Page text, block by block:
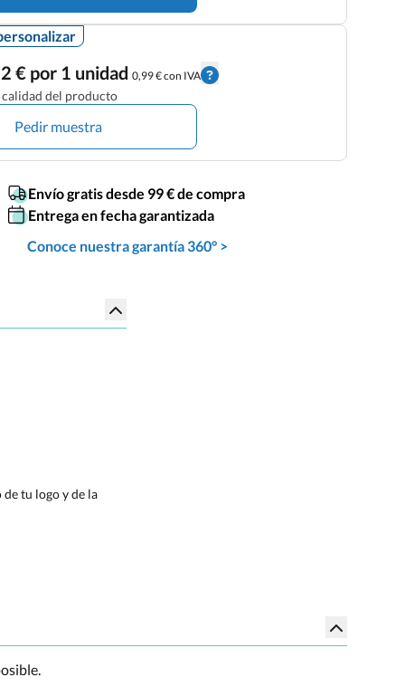
€ por 1 unidad 0,99 € con IVA
del producto
Pedir muestra
Envío gratis desde 99 € de compra
Entrega en fecha garantizada
Conoce nuestra garantía 360° >
tu logo y de la